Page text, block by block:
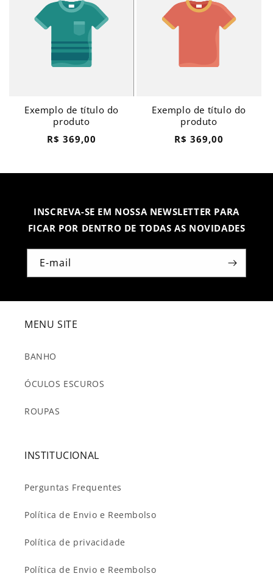
Exemplo de título do
produto
Preço
R$ 369,00
Exemplo de título do
produto
Preço
R$ 369,00
INSCREVA-SE EM NOSSA NEWSLETTER PARA
FICAR POR DENTRO DE TODAS AS NOVIDADES
E-mail
MENU SITE
BANHO
ÓCULOS ESCUROS
ROUPAS
INSTITUCIONAL
Perguntas Frequentes
Política de Envio e Reembolso
Política de privacidade
Política de Envio e Reembolso